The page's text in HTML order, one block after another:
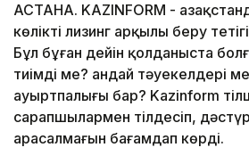
АСТАНА. KAZINFORM -
көлікті лизинг арқылы беру
Бұл бұған дейін қолданыста
тиімді ме? Қандай тәуекелдері
ауыртпалығы бар? Kazinform
сарапшылармен тілдесіп,
арасалмағын бағамдап көрді.